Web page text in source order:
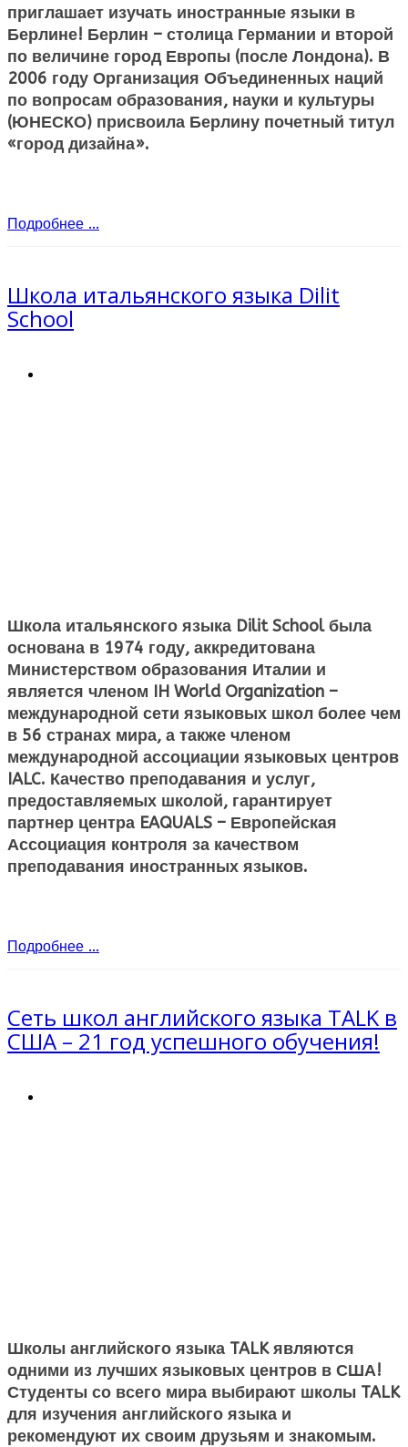
приглашает изучать иностранные языки в
Берлине! Берлин – столица Германии и второй
по величине город Европы (после Лондона). В
2006 году Организация Объединенных наций
по вопросам образования, науки и культуры
(ЮНЕСКО) присвоила Берлину почетный титул
«город дизайна».
Подробнее ...
Школа итальянского языка Dilit
School
Школа итальянского языка Dilit School была
основана в 1974 году, аккредитована
Министерством образования Италии и
является членом IH World Organization –
международной сети языковых школ более чем
в 56 странах мира, а также членом
международной ассоциации языковых центров
IALC. Качество преподавания и услуг,
предоставляемых школой, гарантирует
партнер центра EAQUALS – Европейская
Ассоциация контроля за качеством
преподавания иностранных языков.
Подробнее ...
Сеть школ английского языка TALK в
США – 21 год успешного обучения!
Школы английского языка TALK являются
одними из лучших языковых центров в США!
Студенты со всего мира выбирают школы TALK
для изучения английского языка и
рекомендуют их своим друзьям и знакомым.